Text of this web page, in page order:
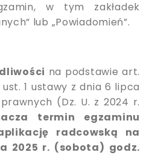
w tym zakładek
lub „Powiadomień”.
na podstawie art.
ust. 1 ustawy z dnia 6 lipca
(Dz. U. z 2024 r.
termin egzaminu
radcowską na
2025 r. (sobota) godz.